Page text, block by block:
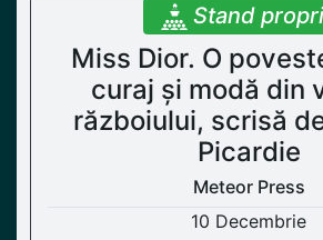
Stand
Miss Dior. O
curaj și modă din
războiului, scrisă
Picardie
Meteor Press
10 Decembrie